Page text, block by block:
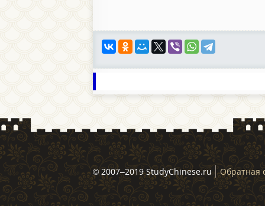
© 2007–2019 StudyChinese.ru Обратная